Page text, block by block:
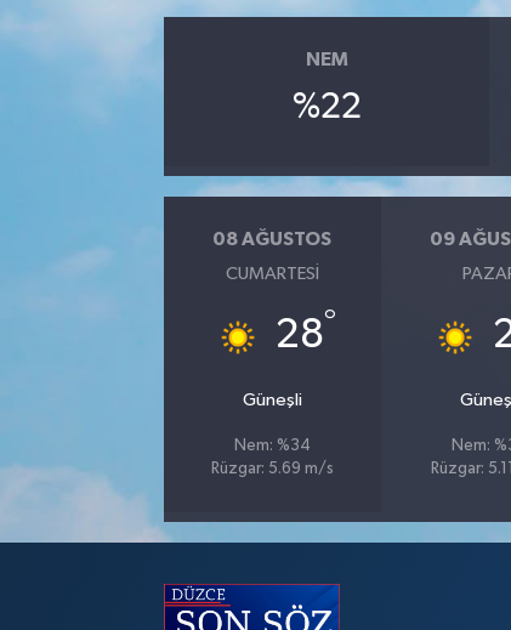
NEM
%22
08 AĞUSTOS
CUMARTESI
28°
Güneşli
Nem: %34
Rüzgar: 5.69 m/s
09
Nem:
Rüzgar: